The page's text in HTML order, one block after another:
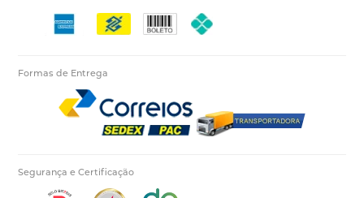
Formas de Entrega
Segurança e Certificação